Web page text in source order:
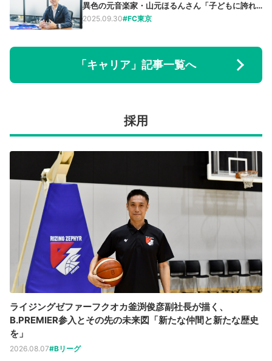
異色の元音楽家・山元ほるんさん「子どもに誇れ
る仕事を」
2025.09.30#FC東京
「キャリア」記事一覧へ
採用
ライジングゼファーフクオカ釜渕俊彦副社長が描く、
B.PREMIER参入とその先の未来図「新たな仲間と新たな歴史
を」
2026.08.07#Bリーグ